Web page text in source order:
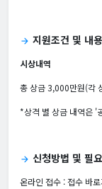
arrow_forward 지원조건 및 내용
시상내역
총 상금 3,000만원(각
*상격 별 상금 내역은 '
arrow_forward 신청방법 및 필
온라인 접수 :접수 바